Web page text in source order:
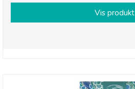
Vis produkt